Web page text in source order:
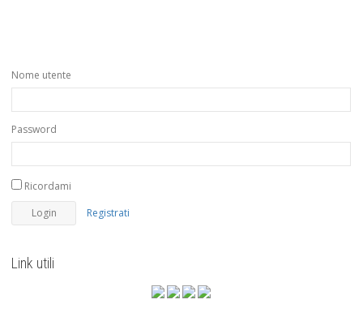
Nome utente
Password
Ricordami
Registrati
Link utili